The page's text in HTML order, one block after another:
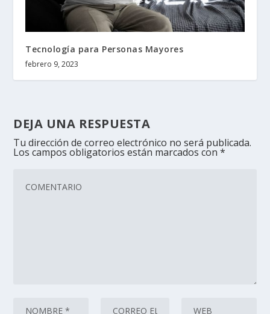
Tecnología para Personas Mayores
febrero 9, 2023
DEJA UNA RESPUESTA
Tu dirección de correo electrónico no será publicada.
Los campos obligatorios están marcados con*